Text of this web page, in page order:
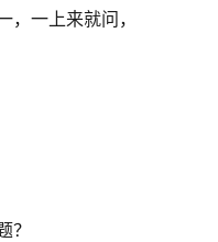
，一上来就问，
？